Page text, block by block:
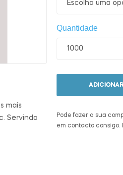
mais
Servindo
Quantidade
ADICIONAR
Pode fazer a sua
em contacto consigo.